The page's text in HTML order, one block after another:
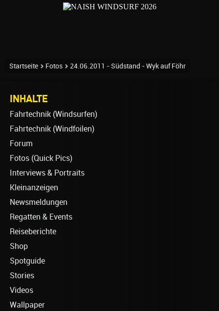
Startseite Fotos 24.06.2011 - Südstand - Wyk auf Föhr
INHALTE
Fahrtechnik (Windsurfen)
Fahrtechnik (Windfoilen)
Forum
Fotos (Quick Pics)
Interviews & Portraits
Kleinanzeigen
Newsmeldungen
Regatten & Events
Reiseberichte
Shop
Spotguide
Stories
Videos
Wallpaper